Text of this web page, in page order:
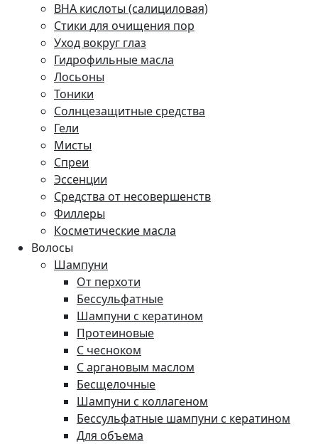
BHA кислоты (салициловая)
Стики для очищения пор
Уход вокруг глаз
Гидрофильные масла
Лосьоны
Тоники
Солнцезащитные средства
Гели
Мисты
Спреи
Эссенции
Средства от несовершенств
Филлеры
Косметические масла
Волосы
Шампуни
От перхоти
Бессульфатные
Шампуни с кератином
Протеиновые
С чесноком
С аргановым маслом
Бесщелочные
Шампуни с коллагеном
Бессульфатные шампуни с кератином
Для объема